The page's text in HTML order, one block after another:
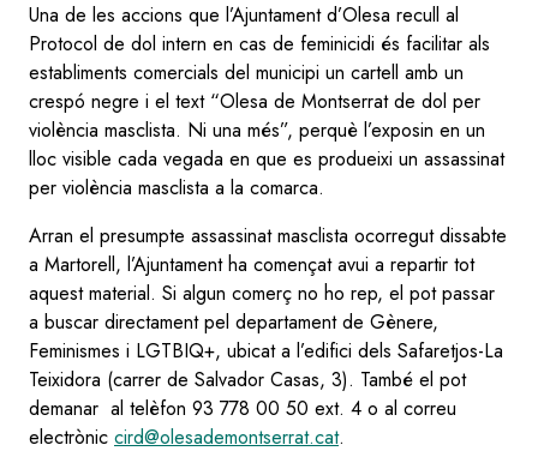
Una de les accions que l’Ajuntament d’Olesa recull al
Protocol de dol intern en cas de feminicidi és facilitar als
establiments comercials del municipi un cartell amb un
crespó negre i el text “Olesa de Montserrat de dol per
violència masclista. Ni una més”, perquè l’exposin en un
lloc visible cada vegada en que es produeixi un assassinat
per violència masclista a la comarca.
Arran el presumpte assassinat masclista ocorregut dissabte
a Martorell, l’Ajuntament ha començat avui a repartir tot
aquest material. Si algun comerç no ho rep, el pot passar
a buscar directament pel departament de Gènere,
Feminismes i LGTBIQ+, ubicat a l’edifici dels Safaretjos-La
Teixidora (carrer de Salvador Casas, 3). També el pot
demanar al telèfon 93 778 00 50 ext. 4 o al correu
electrònic cird@olesademontserrat.cat.